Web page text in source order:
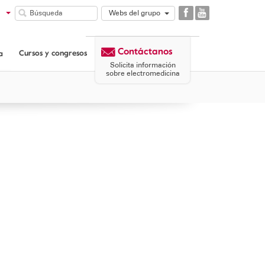
Webs del grupo
COMUNIDAD
GAES
CORPORATIVA
Cursos y congresos Contáctanos
Solicita información
sobre electromedicina